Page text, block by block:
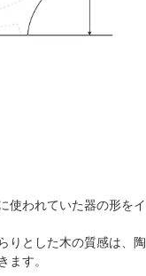
使われていた器の形をイ
りとした木の質感は、陶
ます。